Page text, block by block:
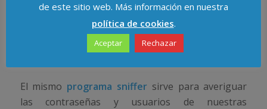
de http://, o si se incluye junto a la barra de
dirección del navegador un candado cerrado.
4. Usar cuentas de correo electrónico sin
El mismo programa sniffer sirve para averiguar
las contraseñas y usuarios de nuestras
de este sitio web. Más información en nuestra
política de cookies.
Aceptar Rechazar